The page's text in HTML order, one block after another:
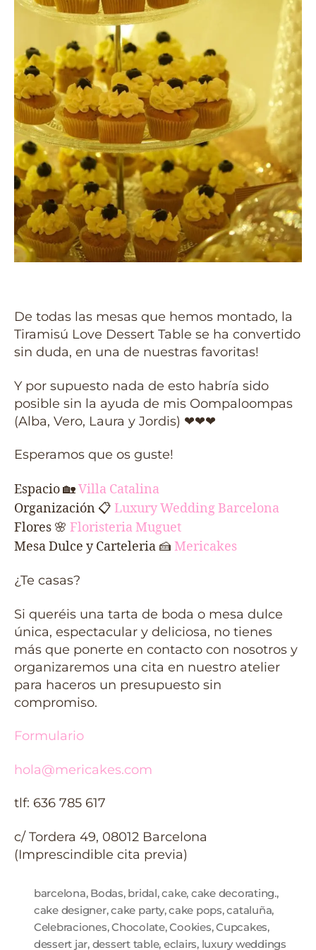
De todas las mesas que hemos montado, la
Tiramisú Love Dessert Table se ha convertido
sin duda, en una de nuestras favoritas!
Y por supuesto nada de esto habría sido
posible sin la ayuda de mis Oompaloompas
(Alba, Vero, Laura y Jordis) ❤❤❤
Esperamos que os guste!
Espacio🏡Villa Catalina
Organización 📋 Luxury Wedding Barcelona
Flores 🌸 Floristeria Muguet
Mesa Dulce y Carteleria 🍰 Mericakes
¿Te casas?
Si queréis una tarta de boda o mesa dulce
única, espectacular y deliciosa, no tienes
más que ponerte en contacto con nosotros y
organizaremos una cita en nuestro atelier
para haceros un presupuesto sin
compromiso.
Formulario
hola@mericakes.com
tlf: 636 785 617
c/ Tordera 49, 08012 Barcelona
(Imprescindible cita previa)
barcelona, Bodas, bridal,cake, cake decorating.,
cake designer,cake party,cake pops,cataluña,
Celebraciones,Chocolate,Cookies,Cupcakes,
dessert jar, dessert table, eclairs, luxury weddings